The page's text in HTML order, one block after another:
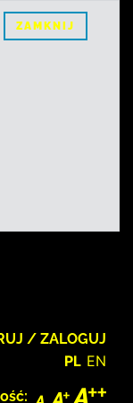
ZAMKNIJ
/ ZALOGUJ
PL EN